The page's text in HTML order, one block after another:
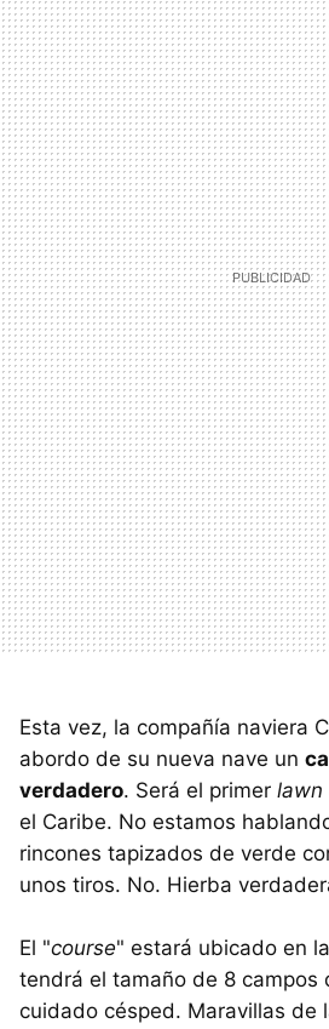
Esta vez, la compañía naviera
abordo de su nueva nave un
verdadero. Será el primer lawn
el Caribe. No estamos
rincones tapizados de verde
unos tiros. No. Hierba
El "course" estará ubicado en
tendrá el tamaño de 8 campos
cuidado césped. Maravillas de